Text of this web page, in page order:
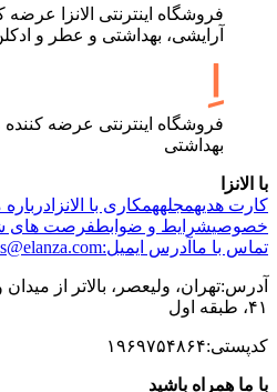
فروشگاه اینترنتی الانزا
آرایشی، بهداشتی و عطر و
فروشگاه اینترنتی عرضه
بهداشتی
با الانزا
کارت هدیهمجلههمکاری با الانزا درباره
خصوصیشرایط و ضوابطفرصت های
تماس با ما آدرس ایمیل:cs@elanza.com
آدرس:تهران، ولیعصر، بالاتر از
۴۱، طبقه اول
کدپستی:۱۹۶۹۷۵۴۸۶۴
با ما همراه باشید